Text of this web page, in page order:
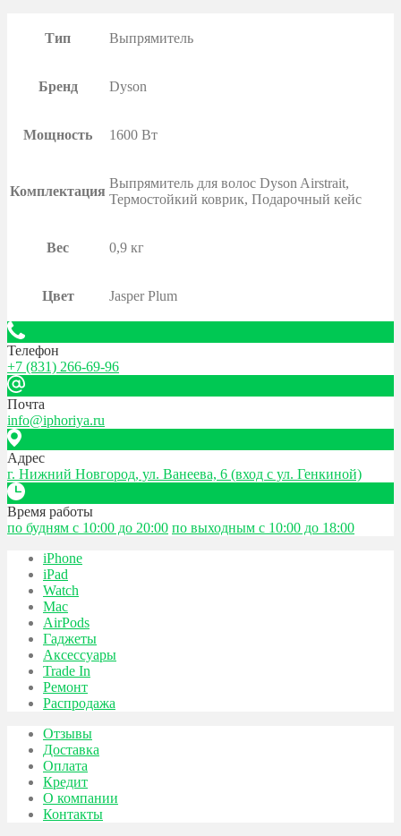
Тип Выпрямитель
Бренд Dyson
Мощность 1600 Вт
Комплектация
Выпрямитель для волос Dyson Airstrait,
Термостойкий коврик, Подарочный кейс
Вес 0,9 кг
Цвет Jasper Plum
Телефон
+7 (831) 266-69-96
Почта
info@iphoriya.ru
Адрес
г. Нижний Новгород, ул. Ванеева, 6 (вход с ул. Генкиной)
Время работы
по будням с 10:00 до 20:00 по выходным с 10:00 до 18:00
iPhone
iPad
Watch
Mac
AirPods
Гаджеты
Аксессуары
Trade In
Ремонт
Распродажа
Отзывы
Доставка
Оплата
Кредит
О компании
Контакты